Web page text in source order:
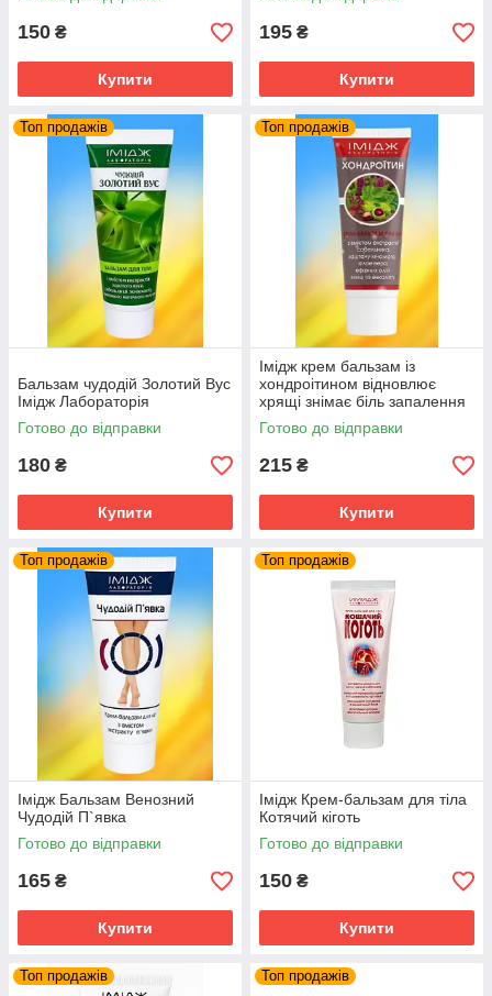
150 ₴
Купити
195 ₴
Купити
Топ продажів
Бальзам чудодій Золотий Вус
Імідж Лабораторія
Готово до відправки
180 ₴
Купити
Топ продажів
Імідж крем бальзам із
хондроітином відновлює
хрящі знімає біль запалення
суглобів та м'язів
Готово до відправки
215 ₴
Купити
Топ продажів
Імідж Бальзам Венозний
Чудодій П`явка
Готово до відправки
165 ₴
Купити
Топ продажів
Імідж Крем-бальзам для тіла
Котячий кіготь
Готово до відправки
150 ₴
Купити
Топ продажів Топ продажів